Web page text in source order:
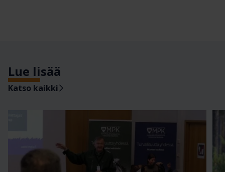
Lue lisää
Katso kaikki